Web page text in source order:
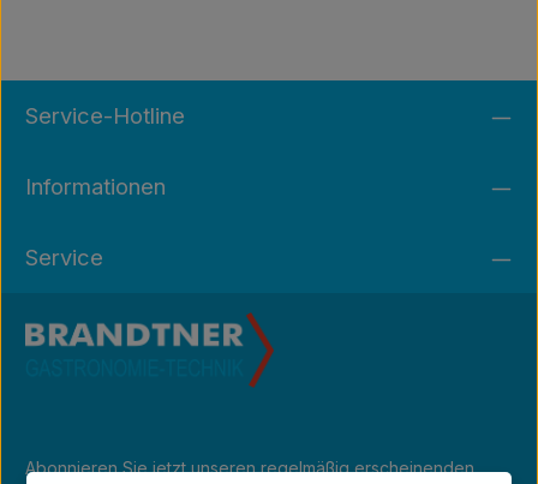
Service-Hotline
Informationen
Service
Abonnieren Sie jetzt unseren regelmäßig erscheinenden